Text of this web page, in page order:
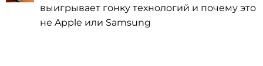
выигрывает гонку технологий и почему это
не Apple или Samsung